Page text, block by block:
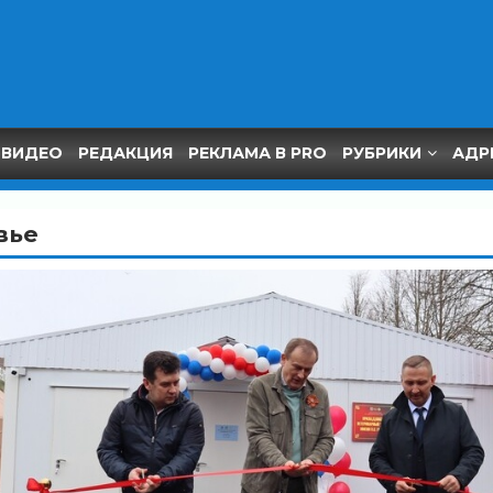
ВИДЕО РЕДАКЦИЯ РЕКЛАМА В PRO РУБРИКИ